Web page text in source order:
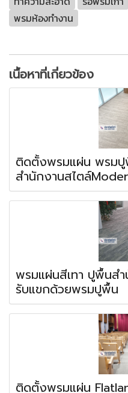
พรมห้องทำงาน
เนื้อหาที่เกี่ยวข้อง
ติดตั้งพรมแผ่น พรม
สำนักงานสไตล์
พรมแผ่นสีเทา ปูพื้นส
รับแขกด้วยพรมปูพื้น
ติดตั้งพรมแผ่น